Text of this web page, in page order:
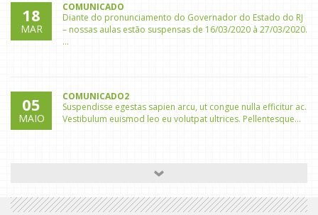
18
MAR
COMUNICADO
Diante do pronunciamento do Governador do Estado do RJ
– nossas aulas estão suspensas de 16/03/2020 à 27/03/2020.
...
05
MAIO
COMUNICADO2
Suspendisse egestas sapien arcu, ut congue nulla efficitur ac.
Vestibulum euismod leo eu volutpat ultrices. Pellentesque...
05
MAIO
Vestibulum feugiat vulputate ex, ut viverra mi dictum sed.
Sed cursus id nunc sed consequat. Pellentesque lobortis